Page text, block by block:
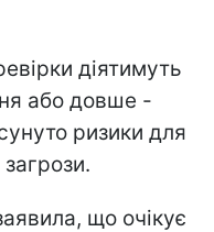
діятимуть
або довше -
ризики для
що очікує